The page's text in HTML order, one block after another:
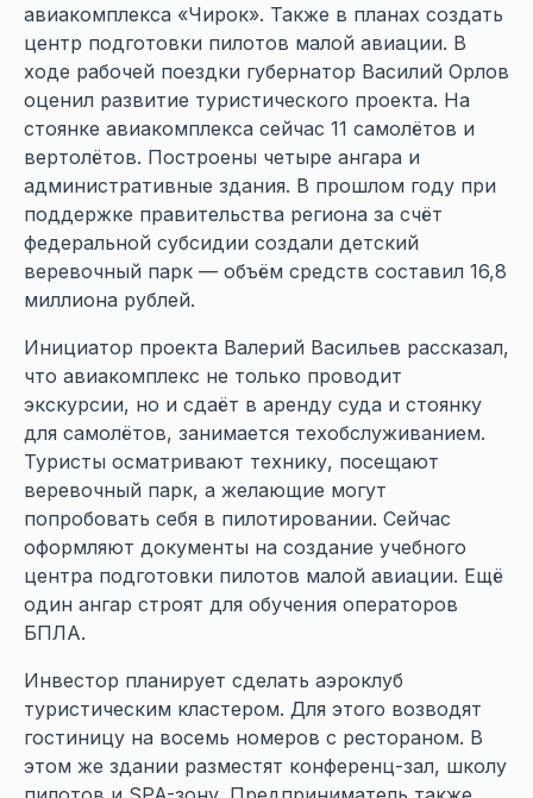
авиакомплекса «Чирок». Также в планах создать
центр подготовки пилотов малой авиации. В
ходе рабочей поездки губернатор Василий Орлов
оценил развитие туристического проекта. На
стоянке авиакомплекса сейчас 11 самолётов и
вертолётов. Построены четыре ангара и
административные здания. В прошлом году при
поддержке правительства региона за счёт
федеральной субсидии создали детский
веревочный парк — объём средств составил 16,8
миллиона рублей.
Инициатор проекта Валерий Васильев рассказал,
что авиакомплекс не только проводит
экскурсии, но и сдаёт в аренду суда и стоянку
для самолётов, занимается техобслуживанием.
Туристы осматривают технику, посещают
веревочный парк, а желающие могут
попробовать себя в пилотировании. Сейчас
оформляют документы на создание учебного
центра подготовки пилотов малой авиации. Ещё
один ангар строят для обучения операторов
БПЛА.
Инвестор планирует сделать аэроклуб
туристическим кластером. Для этого возводят
гостиницу на восемь номеров с рестораном. В
этом же здании разместят конференц-зал, школу